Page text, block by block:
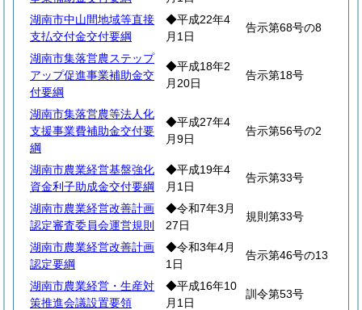
湖南市中山間地域等直接
支払交付金交付要綱
◆平成22年4
月1日
告示第68号の8
湖南市集落営農ステップ
アップ促進事業補助金交
付要綱
◆平成18年2
月20日
告示第18号
湖南市集落営農等法人化
支援事業費補助金交付要
綱
◆平成27年4
月9日
告示第56号の2
湖南市農業経営基盤強化
資金利子助成金交付要綱
◆平成19年4
月1日
告示第33号
湖南市農業経営改善計画
認定審査委員会運営規則
◆令和7年3月
27日
規則第33号
湖南市農業経営改善計画
認定要綱
◆令和3年4月
1日
告示第46号の13
湖南市農業経営・生産対
策推進会議設置要領
◆平成16年10
月1日
訓令第53号